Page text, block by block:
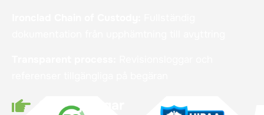
Certifieringar